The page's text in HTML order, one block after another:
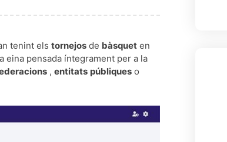
tenint els tornejosde bàsqueten
eina pensada íntegrament per a la
, entitats públiqueso